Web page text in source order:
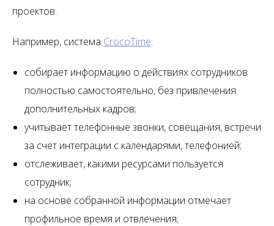
проектов.
Например, система CrocoTime:
собирает информацию о действиях сотрудников
полностью самостоятельно, без привлечения
дополнительных кадров;
учитывает телефонные звонки, совещания, встречи
за счет интеграции с календарями, телефонией;
отслеживает, какими ресурсами пользуется
сотрудник;
на основе собранной информации отмечает
профильное время и отвлечения;